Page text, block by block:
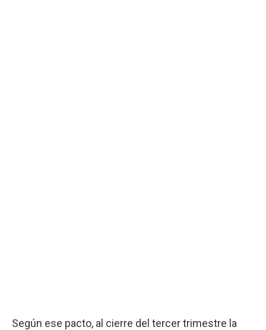
Según ese pacto, al cierre del tercer trimestre la